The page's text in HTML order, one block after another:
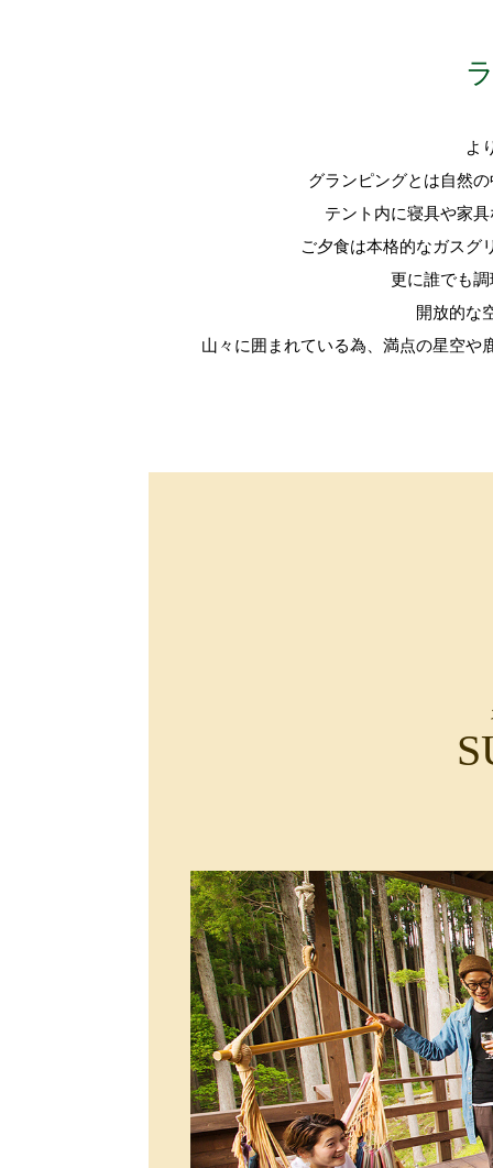
よ
グランピングとは自然
テント内に寝具や家
ご夕食は本格的なガスグ
更に誰でも
開放的な
山々に囲まれている為、満点の星空や